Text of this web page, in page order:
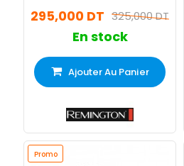
325,000 DT
295,000 DT
En stock
Ajouter Au Panier
Promo